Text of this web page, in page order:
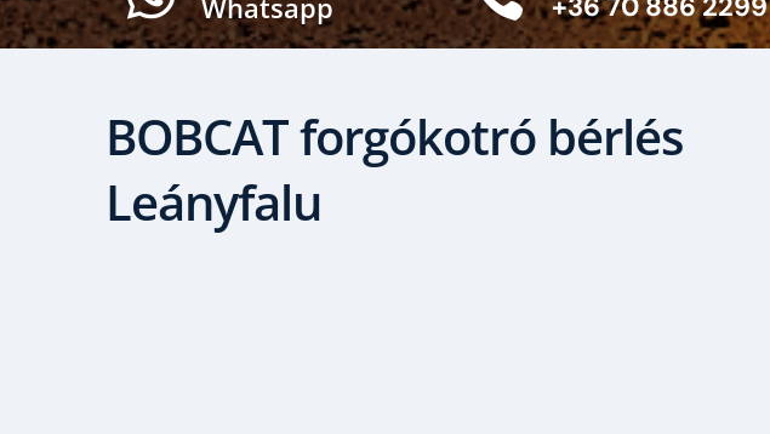
BOBCAT forgókotró bérlés
Leányfalu